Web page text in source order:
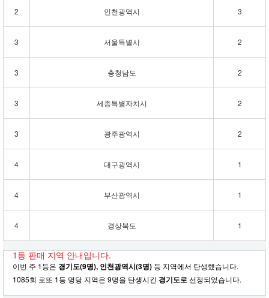
2 인천광역시 3
3 서울특별시 2
3 충청남도 2
3 세종특별자치시 2
3 광주광역시 2
4 대구광역시 1
4 부산광역시 1
4 경상북도 1
1등 판매 지역 안내입니다.
이번 주 1등은 경기도(9명), 인천광역시(3명) 등 지역에서 탄생했습니다.
1085회 로또 1등 명당 지역은 9명을 탄생시킨 경기도로선정되었습니다.